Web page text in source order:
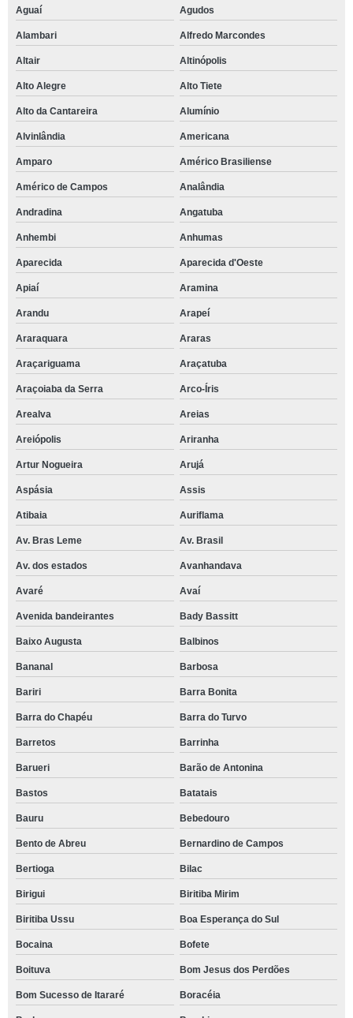
Aguaí Agudos
Alambari Alfredo Marcondes
Altair Altinópolis
Alto Alegre Alto Tiete
Alto da Cantareira Alumínio
Alvinlândia Americana
Amparo Américo Brasiliense
Américo de Campos Analândia
Andradina Angatuba
Anhembi Anhumas
Aparecida Aparecida d'Oeste
Apiaí Aramina
Arandu Arapeí
Araraquara Araras
Araçariguama Araçatuba
Araçoiaba da Serra Arco-Íris
Arealva Areias
Areiópolis Ariranha
Artur Nogueira Arujá
Aspásia Assis
Atibaia Auriflama
Av. Bras Leme Av. Brasil
Av. dos estados Avanhandava
Avaré Avaí
Avenida bandeirantes Bady Bassitt
Baixo Augusta Balbinos
Bananal Barbosa
Bariri Barra Bonita
Barra do Chapéu Barra do Turvo
Barretos Barrinha
Barueri Barão de Antonina
Bastos Batatais
Bauru Bebedouro
Bento de Abreu Bernardino de Campos
Bertioga Bilac
Birigui Biritiba Mirim
Biritiba Ussu Boa Esperança do Sul
Bocaina Bofete
Boituva Bom Jesus dos Perdões
Bom Sucesso de Itararé Boracéia